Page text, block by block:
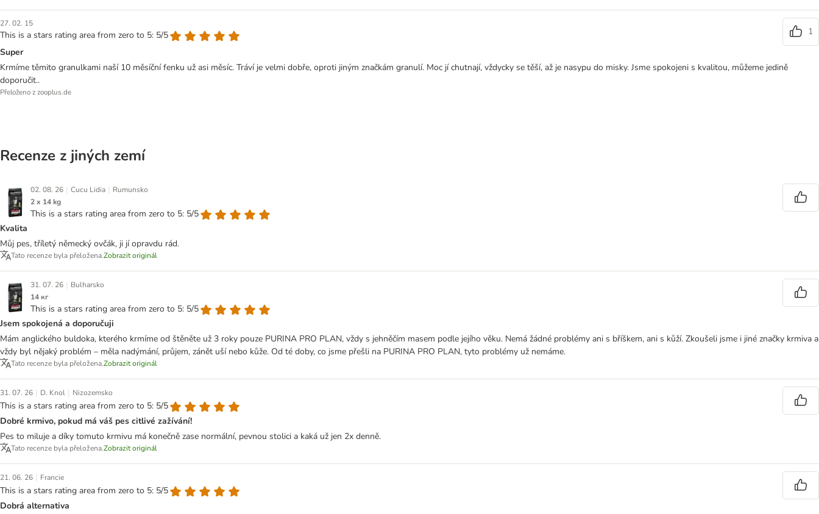
27. 02. 15
This is a stars rating area from zero to 5: 5/5
1
Super
Krmíme těmito granulkami naší 10 měsíční fenku už asi měsíc. Tráví je velmi dobře, oproti jiným značkám granulí. Moc jí chutnají, vždycky se těší, až je nasypu do misky. Jsme spokojeni s kvalitou, můžeme jedině
doporučit..
Přeloženo z zooplus.de
Recenze z jiných zemí
02. 08. 26 | Cucu Lidia | Rumunsko
2 x 14 kg
This is a stars rating area from zero to 5: 5/5
Kvalita
Můj pes, tříletý německý ovčák, ji jí opravdu rád.
Tato recenze byla přeložena.Zobrazit originál
31. 07. 26 | Bulharsko
14 кг
This is a stars rating area from zero to 5: 5/5
Jsem spokojená a doporučuji
Mám anglického buldoka, kterého krmíme od štěněte už 3 roky pouze PURINA PRO PLAN, vždy s jehněčím masem podle jejího věku. Nemá žádné problémy ani s bříškem, ani s kůží. Zkoušeli jsme i jiné značky krmiva a
vždy byl nějaký problém – měla nadýmání, průjem, zánět uší nebo kůže. Od té doby, co jsme přešli na PURINA PRO PLAN, tyto problémy už nemáme.
Tato recenze byla přeložena.Zobrazit originál
31. 07. 26 | D. Knol | Nizozemsko
This is a stars rating area from zero to 5: 5/5
Dobré krmivo, pokud má váš pes citlivé zažívání!
Pes to miluje a díky tomuto krmivu má konečně zase normální, pevnou stolici a kaká už jen 2x denně.
Tato recenze byla přeložena.Zobrazit originál
21. 06. 26 | Francie
This is a stars rating area from zero to 5: 5/5
Dobrá alternativa